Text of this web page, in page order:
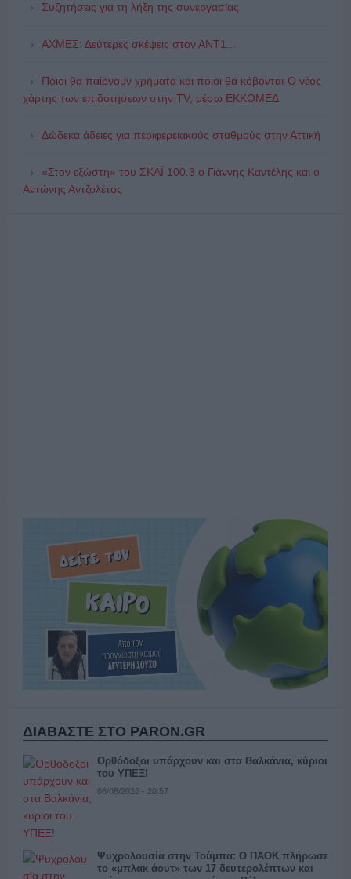
Συζητήσεις για τη λήξη της συνεργασίας
ΑΧΜΕΣ: Δεύτερες σκέψεις στον ΑΝΤ1...
Ποιοι θα παίρνουν χρήματα και ποιοι θα κόβονται-Ο νέος
χάρτης των επιδοτήσεων στην TV, μέσω ΕΚΚΟΜΕΔ
Δώδεκα άδειες για περιφερειακούς σταθμούς στην Αττική
«Στον εξώστη» του ΣΚΑΪ 100.3 ο Γιάννης Καντέλης και ο
Αντώνης Αντζολέτος
ΔΙΑΒΑΣΤΕ ΣΤΟ PARON.GR
Ορθόδοξοι υπάρχουν και στα Βαλκάνια, κύριοι
του ΥΠΕΞ!
06/08/2026 - 20:57
Ψυχρολουσία στην Τούμπα: Ο ΠΑΟΚ πλήρωσε
το «μπλακ άουτ» των 17 δευτερολέπτων και